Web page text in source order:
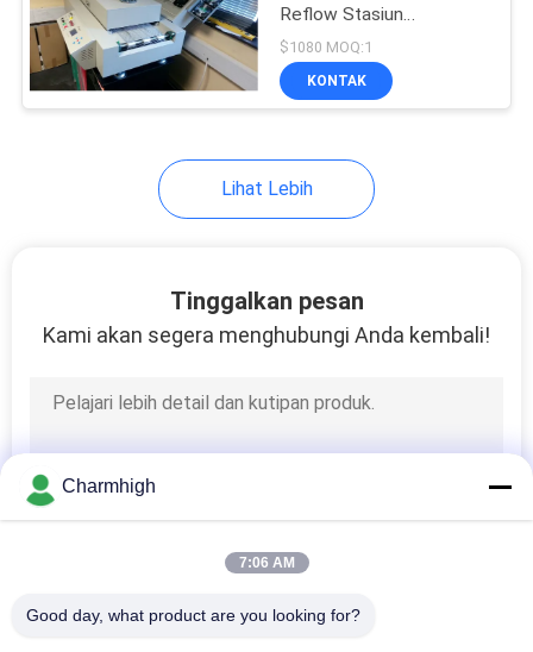
Reflow Stasiun
Pengerjaan Ulang SMD
Inframerah BGA
$1080 MOQ:1
KONTAK
Lihat Lebih
Tinggalkan pesan
Kami akan segera menghubungi Anda kembali!
Charmhigh
7:06 AM
Good day, what product are you looking for?